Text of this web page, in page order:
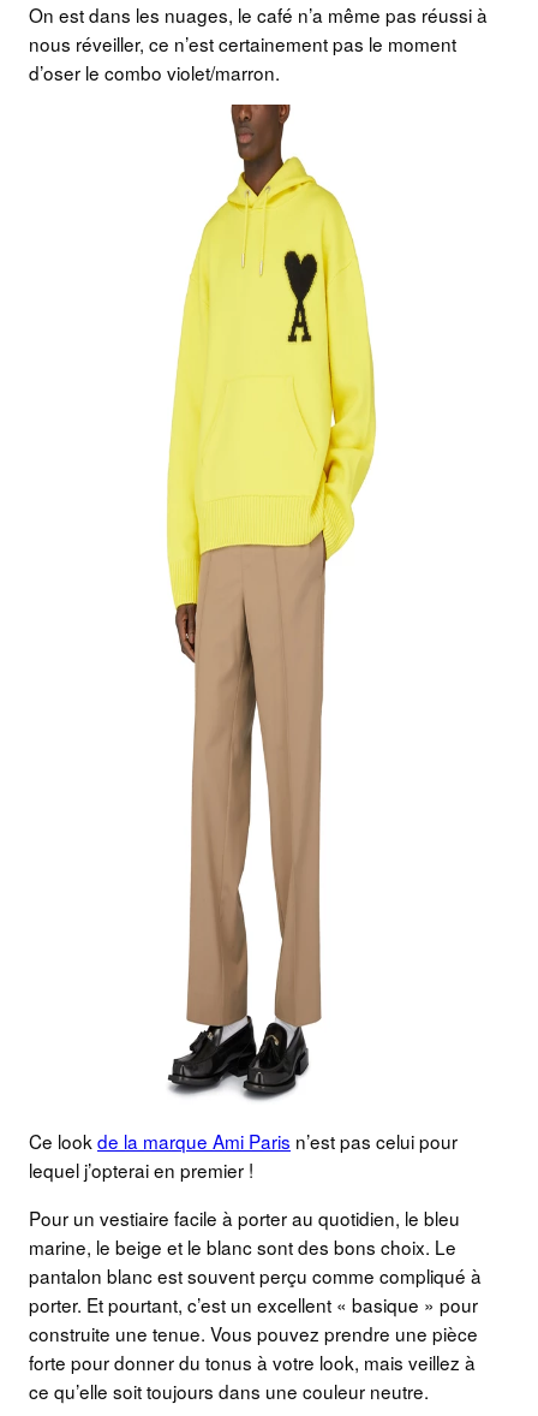
On est dans les nuages, le café n’a même pas réussi à
nous réveiller, ce n’est certainement pas le moment
d’oser le combo violet/marron.
Ce look de la marque Ami Paris n’est pas celui pour
lequel j’opterai en premier !
Pour un vestiaire facile à porter au quotidien, le bleu
marine, le beige et le blanc sont des bons choix. Le
pantalon blanc est souvent perçu comme compliqué à
porter. Et pourtant, c’est un excellent « basique » pour
construite une tenue. Vous pouvez prendre une pièce
forte pour donner du tonus à votre look, mais veillez à
ce qu’elle soit toujours dans une couleur neutre.